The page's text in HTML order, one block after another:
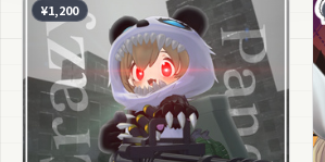
¥1,200